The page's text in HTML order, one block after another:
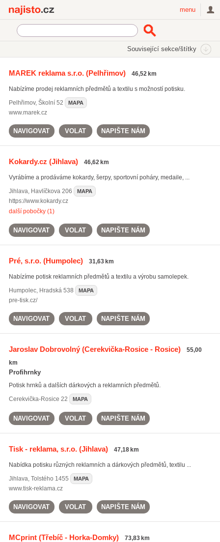
menu
Související sekce/štítky
potisk triček(313)
potisk skleniček(34)
MAREK reklama s.r.o.(Pelhřimov) 46,52 km
Nabízíme prodej reklamních předmětů a textilu s možností potisku.
Pelhřimov, Školní 52 MAPA
www.marek.cz
NAVIGOVAT VOLAT NAPIŠTE NÁM
Kokardy.cz (Jihlava) 46,62 km
Vyrábíme a prodáváme kokardy, šerpy, sportovní poháry, medaile, ...
Jihlava, Havlíčkova 206 MAPA
https://www.kokardy.cz
další pobočky (1)
NAVIGOVAT VOLAT NAPIŠTE NÁM
Pré, s.r.o.(Humpolec) 31,63 km
Nabízíme potisk reklamních předmětů a textilu a výrobu samolepek.
Humpolec, Hradská 538 MAPA
pre-tisk.cz/
NAVIGOVAT VOLAT NAPIŠTE NÁM
Jaroslav Dobrovolný(Cerekvička-Rosice - Rosice)
55,00
km
Profihrnky
Potisk hrnků a dalších dárkových a reklamních předmětů.
Cerekvička-Rosice 22 MAPA
NAVIGOVAT VOLAT NAPIŠTE NÁM
Tisk - reklama, s.r.o.(Jihlava) 47,18 km
Nabídka potisku různých reklamních a dárkových předmětů, textilu ...
Jihlava, Tolstého 1455 MAPA
www.tisk-reklama.cz
NAVIGOVAT VOLAT NAPIŠTE NÁM
MCprint(Třebíč - Horka-Domky) 73,83 km